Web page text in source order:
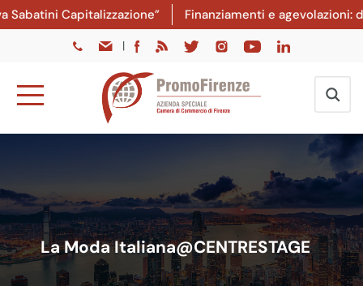
Capitalizzazione” Finanziamenti e agevolazioni: dal
|
La Moda Italiana@CENTRESTAGE